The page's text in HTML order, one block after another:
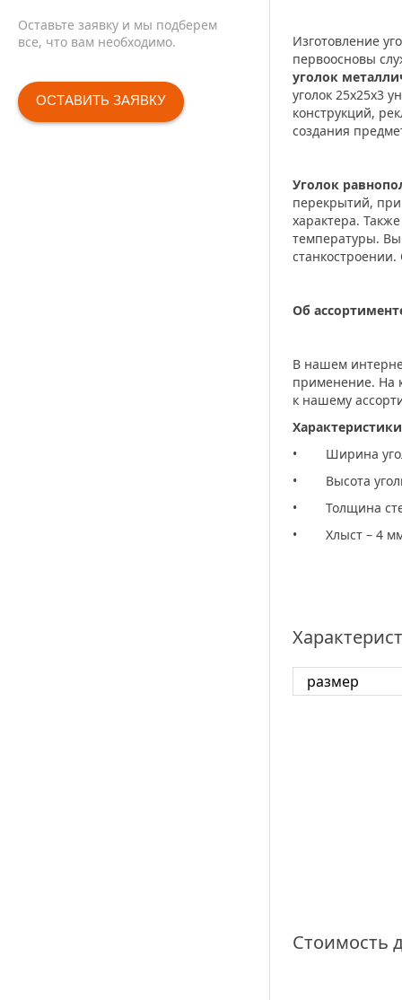
Оставьте заявку и мы подберем
все, что вам необходимо.
ОСТАВИТЬ ЗАЯВКУ
Изготовление
первоосновы
уголок
уголок 25х25х3
конструкций,
создания
Уголок
перекрытий,
характера.
температуры.
Об
В нашем
применение. На
к нашему
• Ширина
• Высота
• Толщина
• Хлыст – 4
размер
Стоимость